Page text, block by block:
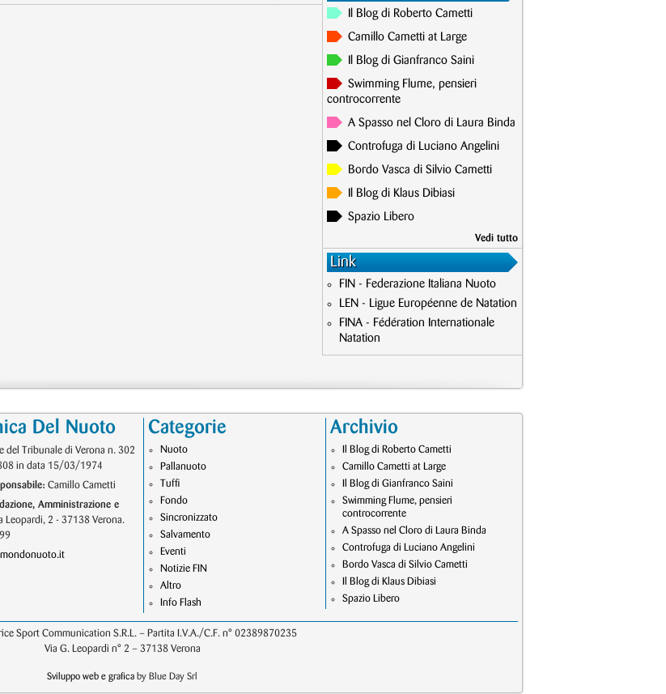
Il Blog di Roberto Cametti
Camillo Cametti at Large
Il Blog di Gianfranco Saini
Swimming Flume, pensieri
controcorrente
A Spasso nel Cloro di Laura Binda
Controfuga di Luciano Angelini
Bordo Vasca di Silvio Cametti
Il Blog di Klaus Dibiasi
Spazio Libero
Vedi tutto
Link
FIN - Federazione Italiana Nuoto
LEN - Ligue Européenne de Natation
FINA - Fédération Internationale
Natation
Del Nuoto
del Tribunale di Verona n. 302
in data 15/03/1974
Camillo Cametti
Amministrazione e
Leopardi, 2 - 37138 Verona.
Categorie
Nuoto
Pallanuoto
Tuffi
Fondo
Sincronizzato
Salvamento
Eventi
Notizie FIN
Altro
Info Flash
Archivio
Il Blog di Roberto Cametti
Camillo Cametti at Large
Il Blog di Gianfranco Saini
Swimming Flume, pensieri
controcorrente
A Spasso nel Cloro di Laura Binda
Controfuga di Luciano Angelini
Bordo Vasca di Silvio Cametti
Il Blog di Klaus Dibiasi
Spazio Libero
Sport Communication S.R.L. – Partita I.V.A./C.F. n° 02389870235
Via G. Leopardi n° 2 – 37138 Verona
Sviluppo web e grafica by Blue Day Srl